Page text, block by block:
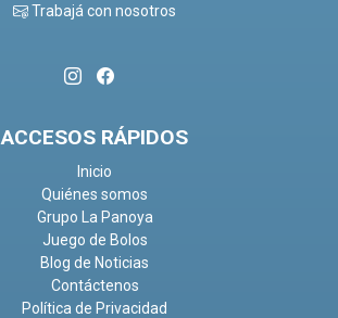
Trabajá con nosotros
ACCESOS RÁPIDOS
Inicio
Quiénes somos
Grupo La Panoya
Juego de Bolos
Blog de Noticias
Contáctenos
Política de Privacidad